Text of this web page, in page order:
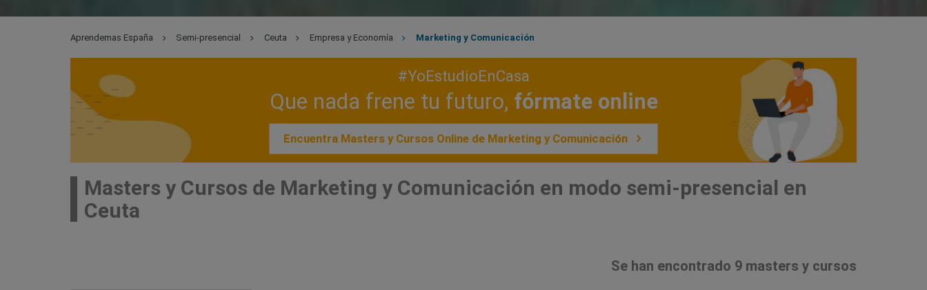
Aprendemas España Semi-presencial Ceuta Empresa y Economía Marketing y Comunicación
#YoEstudioEnCasa
Que nada frene tu futuro, fórmate online
Encuentra Masters y Cursos Online de Marketing y Comunicación
Masters y Cursos de Marketing y Comunicación en modo semi-presencial en
Ceuta
Se han encontrado 9 masters y cursos